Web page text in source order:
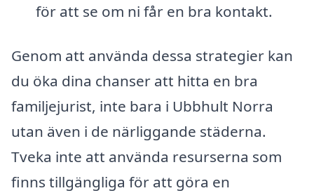
för att se om ni får en bra kontakt.
Genom att använda dessa strategier kan
du öka dina chanser att hitta en bra
familjejurist, inte bara i Ubbhult Norra
utan även i de närliggande städerna.
Tveka inte att använda resurserna som
finns tillgängliga för att göra en